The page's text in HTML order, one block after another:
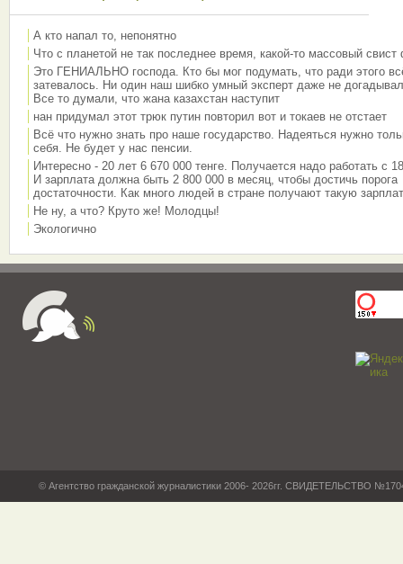
А кто напал то, непонятно
Что с планетой не так последнее время, какой-то массовый свист
Это ГЕНИАЛЬНО господа. Кто бы мог подумать, что ради этого
затевалось. Ни один наш шибко умный эксперт даже не
Все то думали, что жана казахстан наступит
нан придумал этот трюк путин повторил вот и токаев не отстает
Всё что нужно знать про наше государство. Надеяться нужно
себя. Не будет у нас пенсии.
Интересно - 20 лет 6 670 000 тенге. Получается надо работать с
И зарплата должна быть 2 800 000 в месяц, чтобы достичь порога
достаточности. Как много людей в стране получают такую
Не ну, а что? Круто же! Молодцы!
Экологично
© Агентство гражданской журналистики 2006- 2026гг. СВИДЕТЕЛЬСТВО